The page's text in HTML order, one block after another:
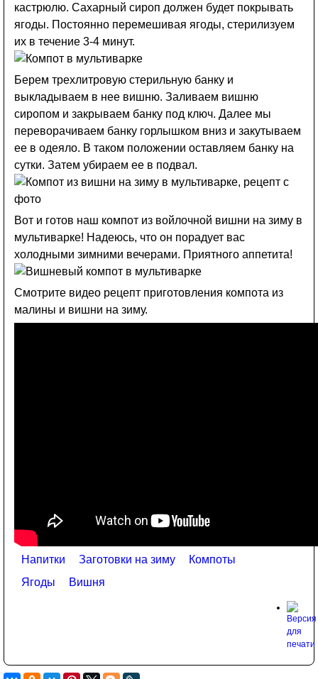
кастрюлю. Сахарный сироп должен будет покрывать
ягоды. Постоянно перемешивая ягоды, стерилизуем
их в течение 3-4 минут.
Берем трехлитровую стерильную банку и
выкладываем в нее вишню. Заливаем вишню
сиропом и закрываем банку под ключ. Далее мы
переворачиваем банку горлышком вниз и закутываем
ее в одеяло. В таком положении оставляем банку на
сутки. Затем убираем ее в подвал.
Вот и готов наш компот из войлочной вишни на зиму в
мультиварке! Надеюсь, что он порадует вас
холодными зимними вечерами. Приятного аппетита!
Смотрите видео рецепт приготовления компота из
малины и вишни на зиму.
Напитки Заготовки на зиму
Компоты
Ягоды
Вишня